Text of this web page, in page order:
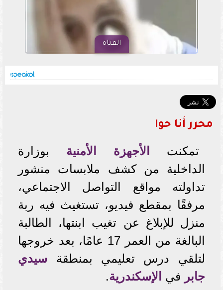
الفتاة
محرر أنا حوا
تمكنت الأجهزة الأمنية بوزارة
الداخلية من كشف ملابسات منشور
تداولته مواقع التواصل الاجتماعي،
مرفقًا بمقطع فيديو، تستغيث فيه ربة
منزل للإبلاغ عن تغيب ابنتها، الطالبة
البالغة من العمر 17 عامًا، بعد خروجها
لتلقي درس تعليمي بمنطقة سيدي
جابر في الإسكندرية.